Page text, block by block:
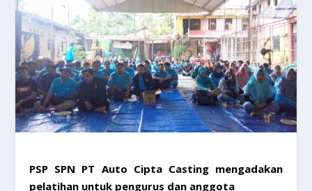
​PSP SPN PT Auto Cipta Casting mengadakan
pelatihan untuk pengurus dan anggota